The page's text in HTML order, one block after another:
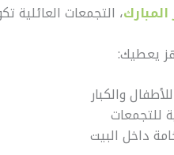
، التجمعات العائلية
يعطيك:
والكبار
للتجمعات
داخل البيت